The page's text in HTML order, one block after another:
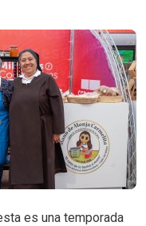
es una temporada